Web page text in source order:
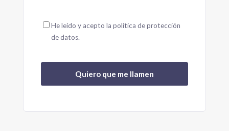
He leído y acepto la política de protección
de datos.